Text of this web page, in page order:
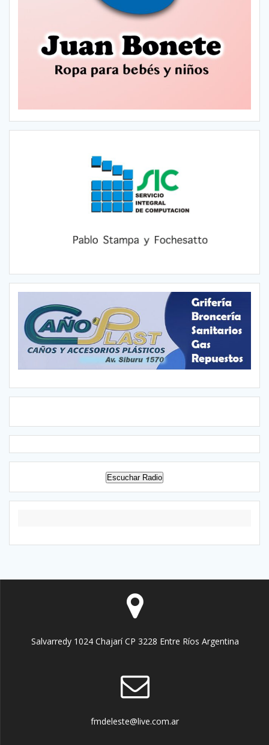
Escuchar Radio
Salvarredy 1024 Chajarí CP 3228 Entre Ríos Argentina
fmdeleste@live.com.ar